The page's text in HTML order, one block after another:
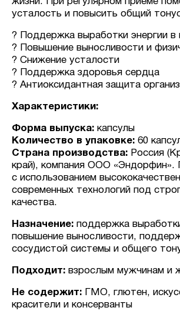
усталость и повысить общий
? Поддержка выработки энергии в
? Повышение выносливости и
? Снижение усталости
? Поддержка здоровья сердца
? Антиоксидантная защита
Характеристики:
Форма выпуска: капсулы
Количество в упаковке: 60
Страна производства: Россия
край), компания ООО «Эндорфин».
с использованием
современных технологий под
качества.
Назначение: поддержка
повышение выносливости,
сосудистой системы и общего
Подходит: взрослым мужчинам и
Не содержит: ГМО, глютен,
красители и консерванты